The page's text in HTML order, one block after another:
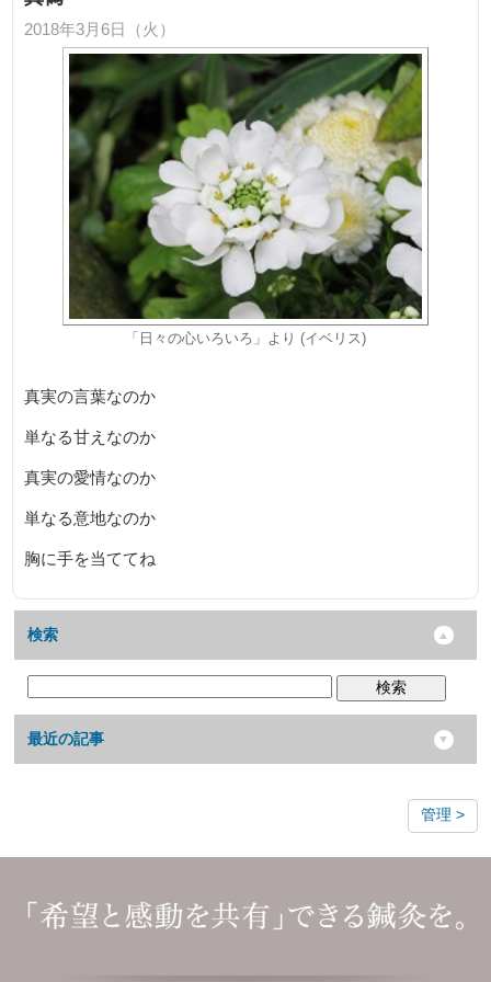
2018年3月6日（火）
「日々の心いろいろ」より (イベリス)
真実の言葉なのか
単なる甘えなのか
真実の愛情なのか
単なる意地なのか
胸に手を当ててね
検索
検索
最近の記事
管理